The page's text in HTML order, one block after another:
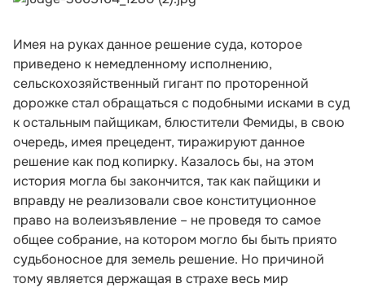
Имея на руках данное решение суда, которое
приведено к немедленному исполнению,
сельскохозяйственный гигант по проторенной
дорожке стал обращаться с подобными исками в суд
к остальным пайщикам, блюстители Фемиды, в свою
очередь, имея прецедент, тиражируют данное
решение как под копирку. Казалось бы, на этом
история могла бы закончится, так как пайщики и
вправду не реализовали свое конституционное
право на волеизъявление – не проведя то самое
общее собрание, на котором могло бы быть приято
судьбоносное для земель решение. Но причиной
тому является держащая в страхе весь мир